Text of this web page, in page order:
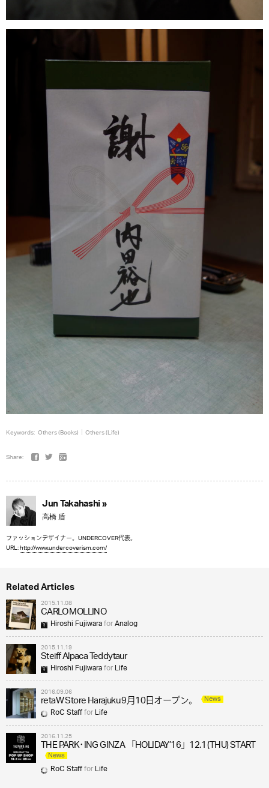
Keywords: Others (Books) Others (Life)
Share:
Jun Takahashi »
高橋 盾
ファッションデザイナー。UNDERCOVER代表。
URL:http://www.undercoverism.com/
Related Articles
2015.11.08
CARLO MOLLINO
Hiroshi FujiwaraforAnalog
2015.11.19
Steiff Alpaca Teddytaur
Hiroshi FujiwaraforLife
2016.09.06
retaW Store Harajuku 9月10日オープン。 News
RoC StaffforLife
2016.11.25
THE PARK･ING GINZA 「HOLIDAY’16」12.1 (THU) START
News
RoC StaffforLife